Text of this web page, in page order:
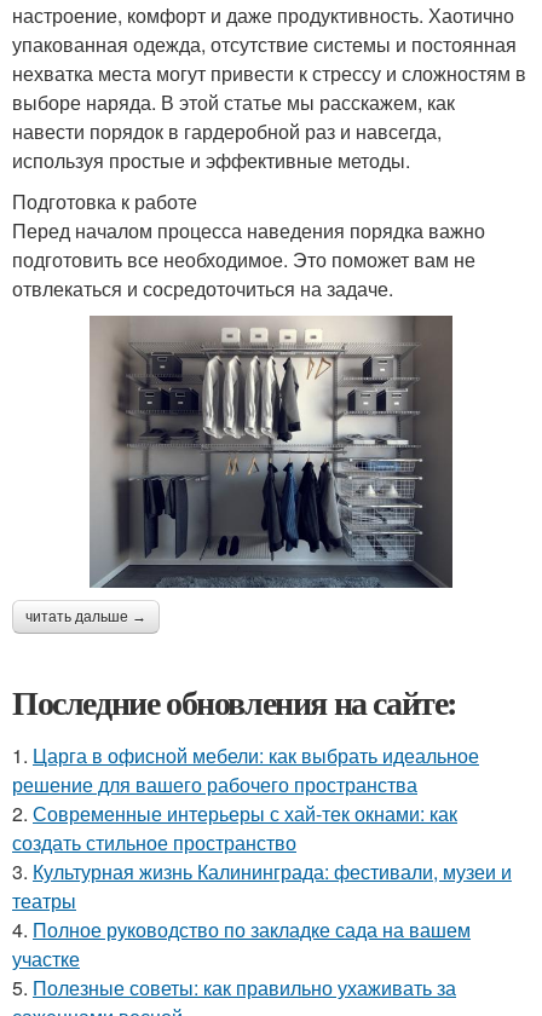
настроение, комфорт и даже продуктивность. Хаотично
упакованная одежда, отсутствие системы и постоянная
нехватка места могут привести к стрессу и сложностям в
выборе наряда. В этой статье мы расскажем, как
навести порядок в гардеробной раз и навсегда,
используя простые и эффективные методы.
Подготовка к работе
Перед началом процесса наведения порядка важно
подготовить все необходимое. Это поможет вам не
отвлекаться и сосредоточиться на задаче.
читать дальше →
Последние обновления на сайте:
1. Царга в офисной мебели: как выбрать идеальное
решение для вашего рабочего пространства
2. Современные интерьеры с хай-тек окнами: как
создать стильное пространство
3. Культурная жизнь Калининграда: фестивали, музеи и
театры
4. Полное руководство по закладке сада на вашем
участке
5. Полезные советы: как правильно ухаживать за